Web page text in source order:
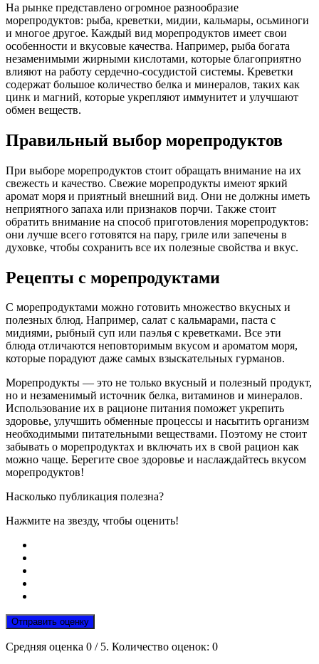
На рынке представлено огромное разнообразие
морепродуктов: рыба, креветки, мидии, кальмары, осьминоги
и многое другое. Каждый вид морепродуктов имеет свои
особенности и вкусовые качества. Например, рыба богата
незаменимыми жирными кислотами, которые благоприятно
влияют на работу сердечно-сосудистой системы. Креветки
содержат большое количество белка и минералов, таких как
цинк и магний, которые укрепляют иммунитет и улучшают
обмен веществ.
Правильный выбор морепродуктов
При выборе морепродуктов стоит обращать внимание на их
свежесть и качество. Свежие морепродукты имеют яркий
аромат моря и приятный внешний вид. Они не должны иметь
неприятного запаха или признаков порчи. Также стоит
обратить внимание на способ приготовления морепродуктов:
они лучше всего готовятся на пару, гриле или запечены в
духовке, чтобы сохранить все их полезные свойства и вкус.
Рецепты с морепродуктами
С морепродуктами можно готовить множество вкусных и
полезных блюд. Например, салат с кальмарами, паста с
мидиями, рыбный суп или паэлья с креветками. Все эти
блюда отличаются неповторимым вкусом и ароматом моря,
которые порадуют даже самых взыскательных гурманов.
Морепродукты — это не только вкусный и полезный продукт,
но и незаменимый источник белка, витаминов и минералов.
Использование их в рационе питания поможет укрепить
здоровье, улучшить обменные процессы и насытить организм
необходимыми питательными веществами. Поэтому не стоит
забывать о морепродуктах и включать их в свой рацион как
можно чаще. Берегите свое здоровье и наслаждайтесь вкусом
морепродуктов!
Насколько публикация полезна?
Нажмите на звезду, чтобы оценить!
Отправить оценку
Средняя оценка 0 / 5. Количество оценок: 0